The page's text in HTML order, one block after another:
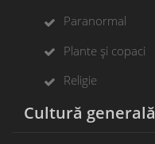
Paranormal
Plante și copaci
Religie
Cultură generală